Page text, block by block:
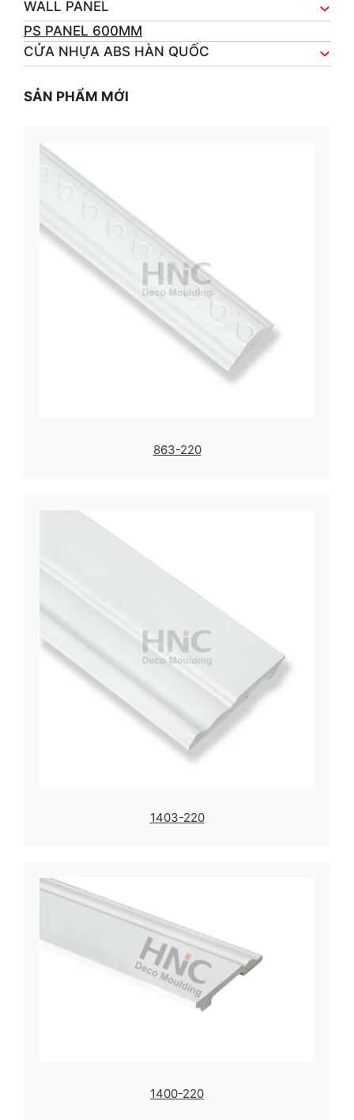
WALL PANEL
PS PANEL 600MM
CỬA NHỰA ABS HÀN QUỐC
SẢN PHẨM MỚI
863-220
1403-220
1400-220